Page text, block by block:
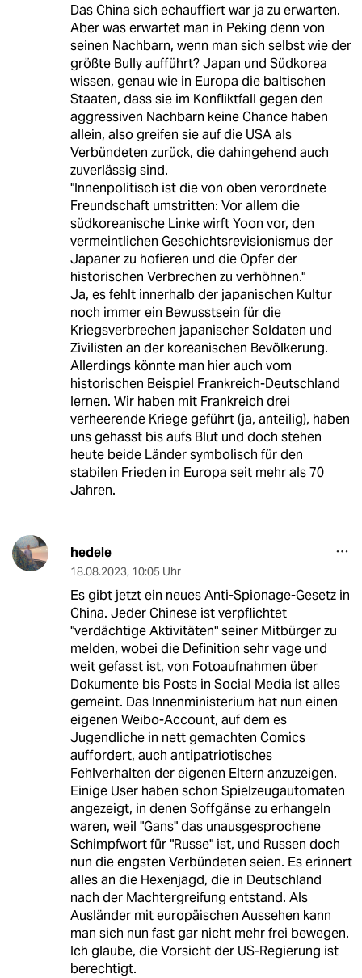
Das China sich echauffiert war ja zu erwarten.
Aber was erwartet man in Peking denn von
seinen Nachbarn, wenn man sich selbst wie der
größte Bully aufführt? Japan und Südkorea
wissen, genau wie in Europa die baltischen
Staaten, dass sie im Konfliktfall gegen den
aggressiven Nachbarn keine Chance haben
allein, also greifen sie auf die USA als
Verbündeten zurück, die dahingehend auch
zuverlässig sind.
"Innenpolitisch ist die von oben verordnete
Freundschaft umstritten: Vor allem die
südkoreanische Linke wirft Yoon vor, den
vermeintlichen Geschichtsrevisionismus der
Japaner zu hofieren und die Opfer der
historischen Verbrechen zu verhöhnen."
Ja, es fehlt innerhalb der japanischen Kultur
noch immer ein Bewusstsein für die
Kriegsverbrechen japanischer Soldaten und
Zivilisten an der koreanischen Bevölkerung.
Allerdings könnte man hier auch vom
historischen Beispiel Frankreich-Deutschland
lernen. Wir haben mit Frankreich drei
verheerende Kriege geführt (ja, anteilig), haben
uns gehasst bis aufs Blut und doch stehen
heute beide Länder symbolisch für den
stabilen Frieden in Europa seit mehr als 70
Jahren.
hedele
18.08.2023, 10:05 Uhr
Es gibt jetzt ein neues Anti-Spionage-Gesetz in
China. Jeder Chinese ist verpflichtet
"verdächtige Aktivitäten" seiner Mitbürger zu
melden, wobei die Definition sehr vage und
weit gefasst ist, von Fotoaufnahmen über
Dokumente bis Posts in Social Media ist alles
gemeint. Das Innenministerium hat nun einen
eigenen Weibo-Account, auf dem es
Jugendliche in nett gemachten Comics
auffordert, auch antipatriotisches
Fehlverhalten der eigenen Eltern anzuzeigen.
Einige User haben schon Spielzeugautomaten
angezeigt, in denen Soffgänse zu erhangeln
waren, weil "Gans" das unausgesprochene
Schimpfwort für "Russe" ist, und Russen doch
nun die engsten Verbündeten seien. Es erinnert
alles an die Hexenjagd, die in Deutschland
nach der Machtergreifung entstand. Als
Ausländer mit europäischen Aussehen kann
man sich nun fast gar nicht mehr frei bewegen.
Ich glaube, die Vorsicht der US-Regierung ist
berechtigt.